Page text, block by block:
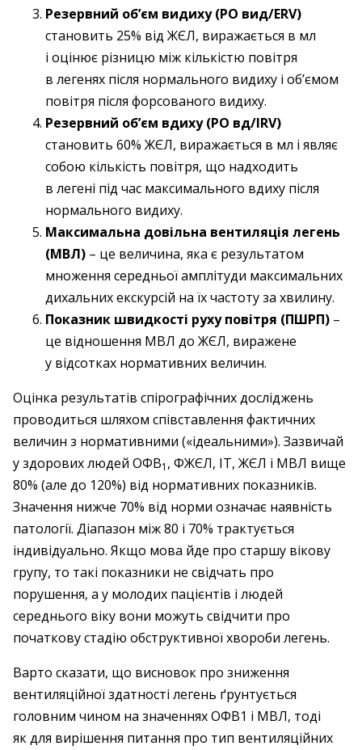
Резервний об’єм видиху (РО вид/ERV)
становить 25% від ЖЄЛ, виражається в мл
і оцінює різницю між кількістю повітря
в легенях після нормального видиху і об’ємом
повітря після форсованого видиху.
Резервний об’єм вдиху (РО вд/IRV)
становить 60% ЖЄЛ, виражається в мл і являє
собою кількість повітря, що надходить
в легені під час максимального вдиху після
нормального видиху.
Максимальна довільна вентиляція легень
(МВЛ) – це величина, яка є результатом
множення середньої амплітуди максимальних
дихальних екскурсій на їх частоту за хвилину.
Показник швидкості руху повітря (ПШРП) –
це відношення МВЛ до ЖЄЛ, виражене
у відсотках нормативних величин.
Оцінка результатів спірографічних досліджень
проводиться шляхом співставлення фактичних
величин з нормативними («ідеальними»). Зазвичай
у здорових людей ОФВ1 , ФЖЄЛ, ІТ, ЖЄЛ і МВЛ вище
80% (але до 120%) від нормативних показників.
Значення нижче 70% від норми означає наявність
патології. Діапазон між 80 і 70% трактується
індивідуально. Якщо мова йде про старшу вікову
групу, то такі показники не свідчать про
порушення, а у молодих пацієнтів і людей
середнього віку вони можуть свідчити про
початкову стадію обструктивної хвороби легень.
Варто сказати, що висновок про зниження
вентиляційної здатності легень ґрунтується
головним чином на значеннях ОФВ1 і МВЛ, тоді
як для вирішення питання про тип вентиляційних